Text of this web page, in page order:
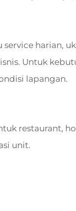
harian,
Untuk
lapangan.
restaurant,
unit.